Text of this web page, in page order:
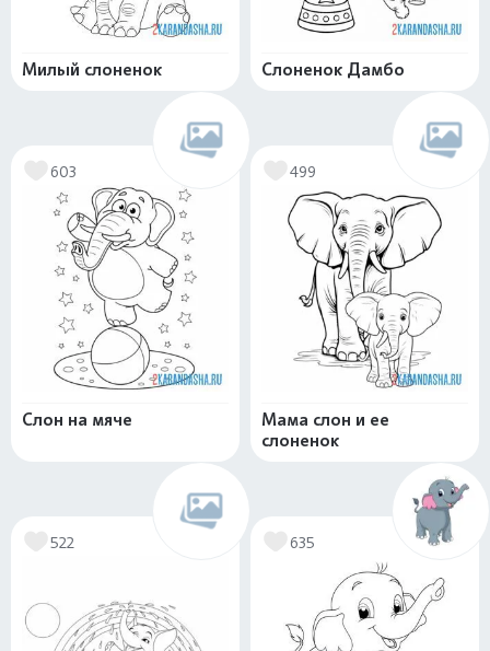
Милый слоненок Слоненок Дамбо
603
Слон на мяче
499
Мама слон и ее
слоненок
522 635